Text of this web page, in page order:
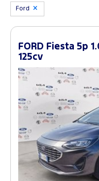
Ford
FORD Fiesta 5p
125cv